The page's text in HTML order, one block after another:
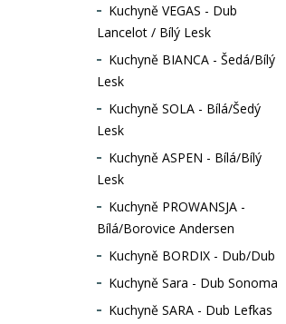
Kuchyně VEGAS - Dub
Lancelot / Bílý Lesk
Kuchyně BIANCA - Šedá/Bílý
Lesk
Kuchyně SOLA - Bílá/Šedý
Lesk
Kuchyně ASPEN - Bílá/Bílý
Lesk
Kuchyně PROWANSJA -
Bílá/Borovice Andersen
Kuchyně BORDIX - Dub/Dub
Kuchyně Sara - Dub Sonoma
Kuchyně SARA - Dub Lefkas